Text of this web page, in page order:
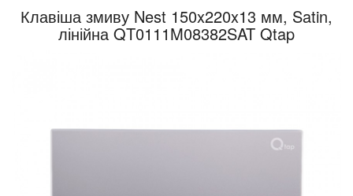
Клавіша змиву Nest 150x220x13 мм, Satin,
лінійна QT0111M08382SAT Qtap